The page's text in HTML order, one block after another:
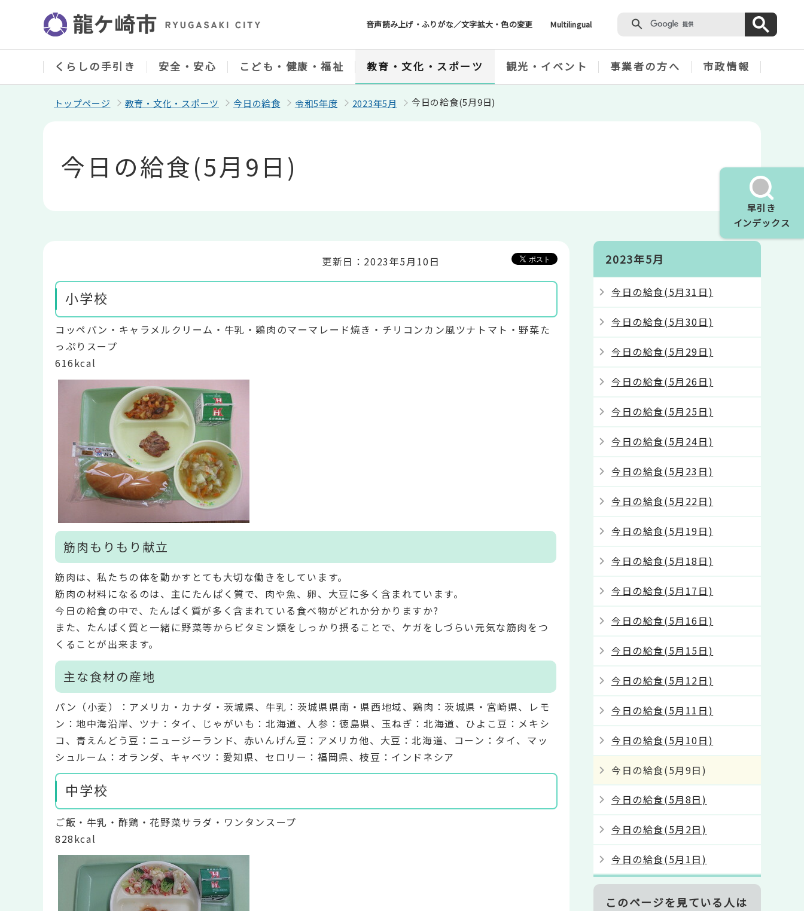
ジ
音声読み上げ・ふりがな／文字拡大・色の変更 Multilingual
早引き
インデックス
くらしの手引き 安全・安心 こども・健康・福祉 教育・文化・スポーツ 観光・イベント 事業者の方へ 市政情報
トップページ 教育・文化・スポーツ 今日の給食 令和5年度 2023年5月 今日の給食(5月9日)
今日の給食(5月9日)
更新日：2023年5月10日
小学校
コッペパン・キャラメルクリーム・牛乳・鶏肉のマーマレード焼き・チリコンカン風ツナトマト・野菜た
っぷりスープ
616kcal
筋肉もりもり献立
筋肉は、私たちの体を動かすとても大切な働きをしています。
筋肉の材料になるのは、主にたんぱく質で、肉や魚、卵、大豆に多く含まれています。
今日の給食の中で、たんぱく質が多く含まれている食べ物がどれか分かりますか?
また、たんぱく質と一緒に野菜等からビタミン類をしっかり摂ることで、ケガをしづらい元気な筋肉をつ
くることが出来ます。
主な食材の産地
パン（小麦）：アメリカ・カナダ・茨城県、牛乳：茨城県県南・県西地域、鶏肉：茨城県・宮崎県、レモ
ン：地中海沿岸、ツナ：タイ、じゃがいも：北海道、人参：徳島県、玉ねぎ：北海道、ひよこ豆：メキシ
コ、青えんどう豆：ニュージーランド、赤いんげん豆：アメリカ他、大豆：北海道、コーン：タイ、マッ
シュルーム：オランダ、キャベツ：愛知県、セロリー：福岡県、枝豆：インドネシア
中学校
ご飯・牛乳・酢鶏・花野菜サラダ・ワンタンスープ
828kcal
2023年5月
今日の給食(5月31日)
今日の給食(5月30日)
今日の給食(5月29日)
今日の給食(5月26日)
今日の給食(5月25日)
今日の給食(5月24日)
今日の給食(5月23日)
今日の給食(5月22日)
今日の給食(5月19日)
今日の給食(5月18日)
今日の給食(5月17日)
今日の給食(5月16日)
今日の給食(5月15日)
今日の給食(5月12日)
今日の給食(5月11日)
今日の給食(5月10日)
今日の給食(5月9日)
今日の給食(5月8日)
今日の給食(5月2日)
今日の給食(5月1日)
このページを見ている人は